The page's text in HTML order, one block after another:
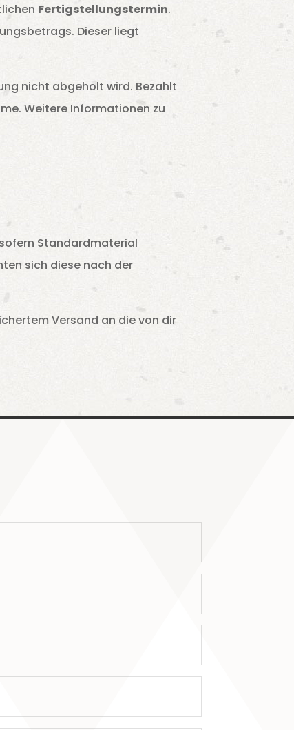
Fertigstellungstermin.
Dieser liegt
nicht abgeholt wird. Bezahlt
Weitere Informationen zu
Standardmaterial
sich diese nach der
Versand an die von dir